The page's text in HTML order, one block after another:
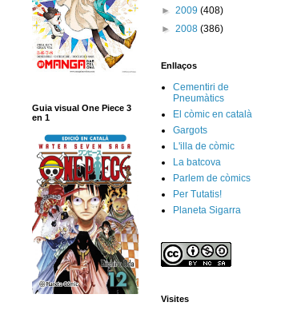
Guia visual One Piece 3
en 1
► 2009 (408)
► 2008 (386)
Enllaços
Cementiri de
Pneumàtics
El còmic en català
Gargots
L'illa de còmic
La batcova
Parlem de còmics
Per Tutatis!
Planeta Sigarra
Visites